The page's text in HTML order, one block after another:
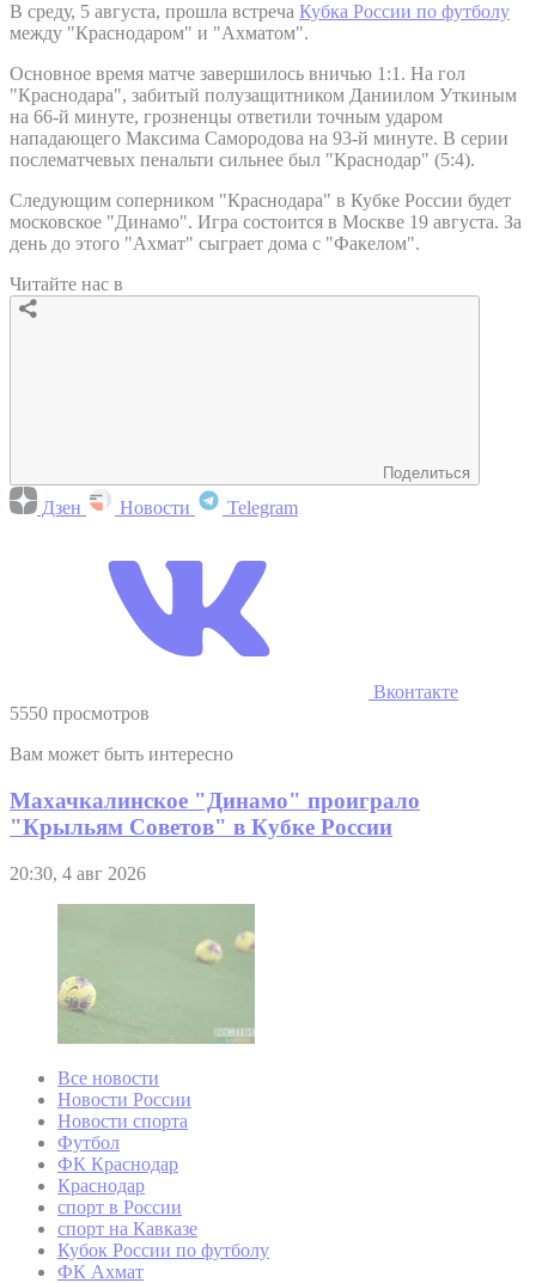
В среду, 5 августа, прошла встреча Кубка России по футболу
между "Краснодаром" и "Ахматом".
Основное время матче завершилось вничью 1:1. На гол
"Краснодара", забитый полузащитником Даниилом Уткиным
на 66-й минуте, грозненцы ответили точным ударом
нападающего Максима Самородова на 93-й минуте. В серии
послематчевых пенальти сильнее был "Краснодар" (5:4).
Следующим соперником "Краснодара" в Кубке России будет
московское "Динамо". Игра состоится в Москве 19 августа. За
день до этого "Ахмат" сыграет дома с "Факелом".
Читайте нас в
Поделиться
Дзен Новости Telegram
Вконтакте
5550 просмотров
Вам может быть интересно
Махачкалинское "Динамо" проиграло
"Крыльям Советов" в Кубке России
20:30, 4 авг 2026
Все новости
Новости России
Новости спорта
Футбол
ФК Краснодар
Краснодар
спорт в России
спорт на Кавказе
Кубок России по футболу
ФК Ахмат